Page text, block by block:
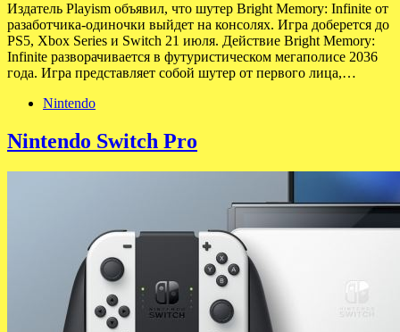
Издатель Playism объявил, что шутер Bright Memory: Infinite от
разаботчика-одиночки выйдет на консолях. Игра доберется до
PS5, Xbox Series и Switch 21 июля. Действие Bright Memory:
Infinite разворачивается в футуристическом мегаполисе 2036
года. Игра представляет собой шутер от первого лица,…
Nintendo
Nintendo Switch Pro